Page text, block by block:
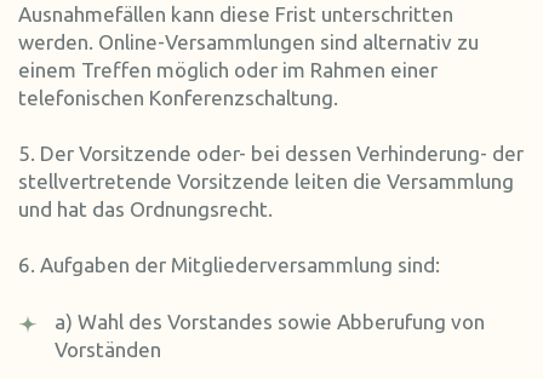
Ausnahmefällen kann diese Frist unterschritten
werden. Online-Versammlungen sind alternativ zu
einem Treffen möglich oder im Rahmen einer
telefonischen Konferenzschaltung.
5. Der Vorsitzende oder- bei dessen Verhinderung- der
stellvertretende Vorsitzende leiten die Versammlung
und hat das Ordnungsrecht.
6. Aufgaben der Mitgliederversammlung sind:
a) Wahl des Vorstandes sowie Abberufung von
Vorständen